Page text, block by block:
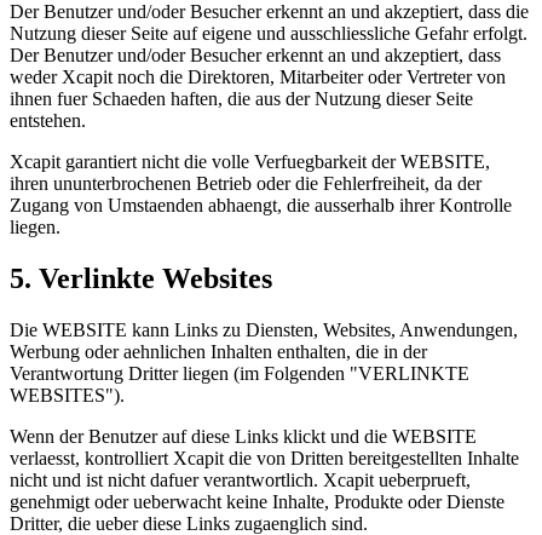
Der Benutzer und/oder Besucher erkennt an und akzeptiert, dass die
Nutzung dieser Seite auf eigene und ausschliessliche Gefahr erfolgt.
Der Benutzer und/oder Besucher erkennt an und akzeptiert, dass
weder Xcapit noch die Direktoren, Mitarbeiter oder Vertreter von
ihnen fuer Schaeden haften, die aus der Nutzung dieser Seite
entstehen.
Xcapit garantiert nicht die volle Verfuegbarkeit der WEBSITE,
ihren ununterbrochenen Betrieb oder die Fehlerfreiheit, da der
Zugang von Umstaenden abhaengt, die ausserhalb ihrer Kontrolle
liegen.
5. Verlinkte Websites
Die WEBSITE kann Links zu Diensten, Websites, Anwendungen,
Werbung oder aehnlichen Inhalten enthalten, die in der
Verantwortung Dritter liegen (im Folgenden "VERLINKTE
WEBSITES").
Wenn der Benutzer auf diese Links klickt und die WEBSITE
verlaesst, kontrolliert Xcapit die von Dritten bereitgestellten Inhalte
nicht und ist nicht dafuer verantwortlich. Xcapit ueberprueft,
genehmigt oder ueberwacht keine Inhalte, Produkte oder Dienste
Dritter, die ueber diese Links zugaenglich sind.